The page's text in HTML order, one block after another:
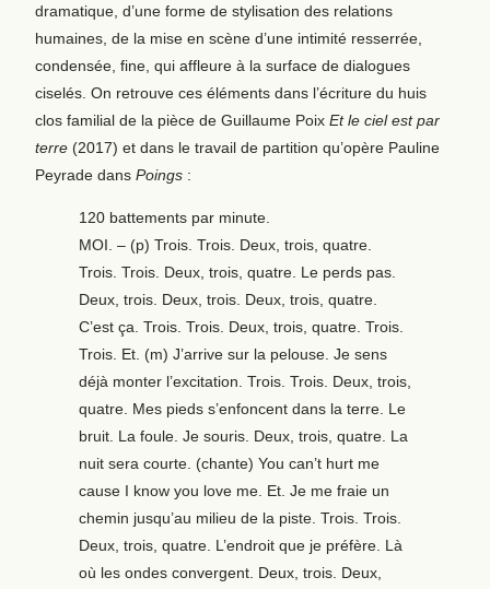
dramatique, d’une forme de stylisation des relations
humaines, de la mise en scène d’une intimité resserrée,
condensée, fine, qui affleure à la surface de dialogues
ciselés. On retrouve ces éléments dans l’écriture du huis
clos familial de la pièce de Guillaume Poix Et le ciel est par
terre (2017) et dans le travail de partition qu’opère Pauline
Peyrade dans Poings :
120 battements par minute.
MOI. – (p) Trois. Trois. Deux, trois, quatre.
Trois. Trois. Deux, trois, quatre. Le perds pas.
Deux, trois. Deux, trois. Deux, trois, quatre.
C’est ça. Trois. Trois. Deux, trois, quatre. Trois.
Trois. Et. (m) J’arrive sur la pelouse. Je sens
déjà monter l’excitation. Trois. Trois. Deux, trois,
quatre. Mes pieds s’enfoncent dans la terre. Le
bruit. La foule. Je souris. Deux, trois, quatre. La
nuit sera courte. (chante) You can’t hurt me
cause I know you love me. Et. Je me fraie un
chemin jusqu’au milieu de la piste. Trois. Trois.
Deux, trois, quatre. L’endroit que je préfère. Là
où les ondes convergent. Deux, trois. Deux,